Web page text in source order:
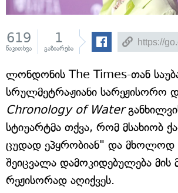
619
წაკითხვა
1
გაზიარება
ლონდონის The Times-თან
სრულმეტრაჟიანი სარეჟისორო
Chronology of Water
სტიუარტმა თქვა, რომ მსახიობ
ცუდად ეპყრობიან" და მხოლოდ
შეიცვალა დამოკიდებულება
რეჟისორად აღიქვეს.